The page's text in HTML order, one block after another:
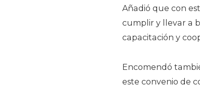
Añadió que con
cumplir y llevar a
capacitación y
Encomendó
este convenio de